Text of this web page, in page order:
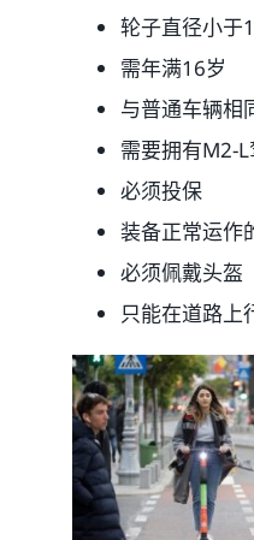
轮子直径小于
需年满16岁
与普通车辆相
需要拥有M2-L
必须投保
装备正常运作
必须佩戴头盔
只能在道路上